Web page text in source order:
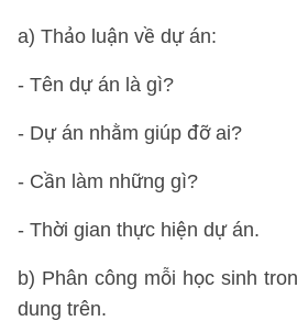
a) Thảo luận về dự án:
- Tên dự án là gì?
- Dự án nhằm giúp đỡ ai?
- Cần làm những gì?
- Thời gian thực hiện dự án.
b) Phân công mỗi học sinh
dung trên.